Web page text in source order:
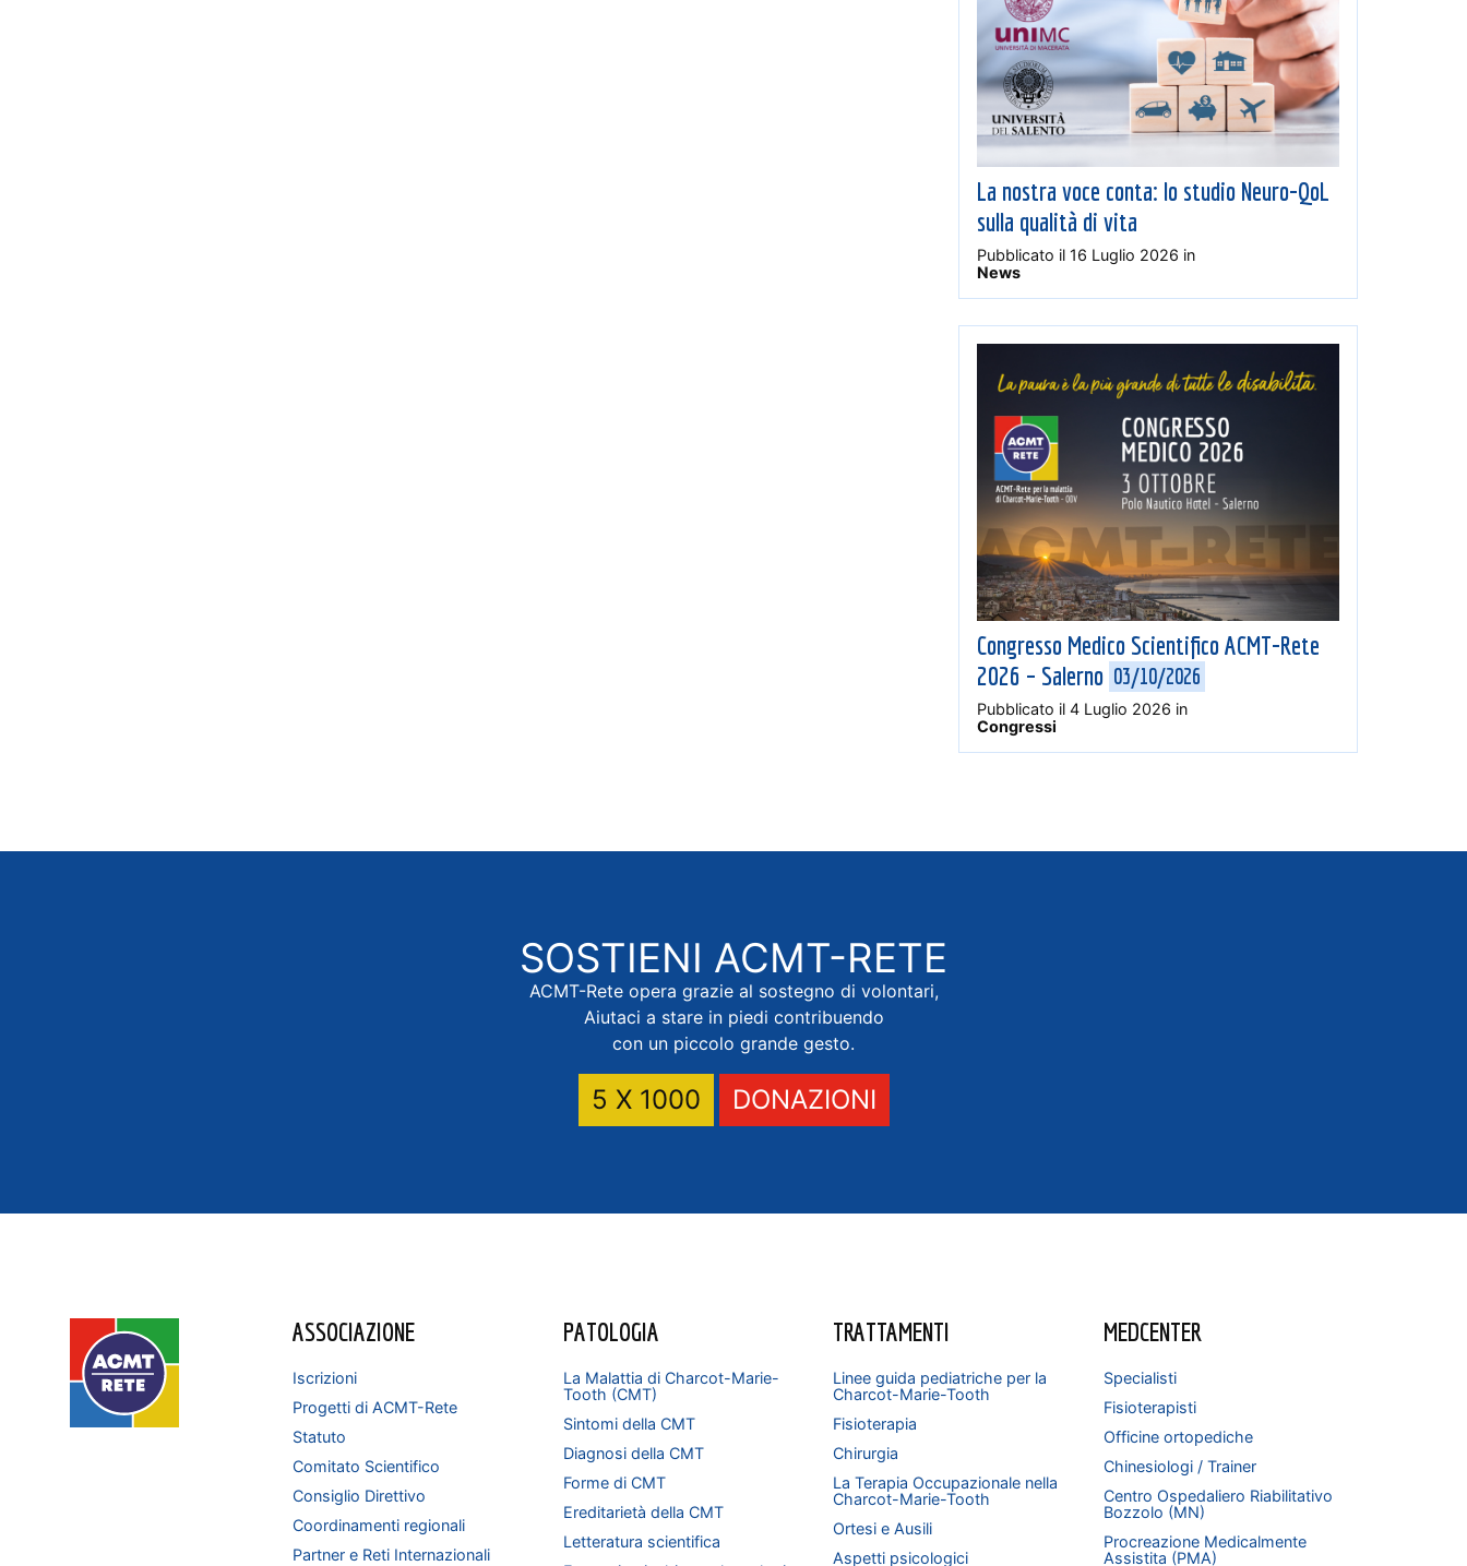
La nostra voce conta: lo studio Neuro-QoL
sulla qualità di vita
Pubblicato il 16 Luglio 2026 in
News
Congresso Medico Scientifico ACMT-Rete
2026 – Salerno 03/10/2026
Pubblicato il 4 Luglio 2026 in
Congressi
SOSTIENI ACMT-RETE
ACMT-Rete opera grazie al sostegno di volontari,
Aiutaci a stare in piedi contribuendo
con un piccolo grande gesto.
5 X 1000 DONAZIONI
ASSOCIAZIONE
Iscrizioni
Progetti di ACMT-Rete
Statuto
Comitato Scientifico
Consiglio Direttivo
Coordinamenti regionali
Partner e Reti Internazionali
PATOLOGIA
La Malattia di Charcot-Marie-
Tooth (CMT)
Sintomi della CMT
Diagnosi della CMT
Forme di CMT
Ereditarietà della CMT
Letteratura scientifica
TRATTAMENTI
Linee guida pediatriche per la
Charcot-Marie-Tooth
Fisioterapia
Chirurgia
La Terapia Occupazionale nella
Charcot-Marie-Tooth
Ortesi e Ausili
Aspetti psicologici
MEDCENTER
Specialisti
Fisioterapisti
Officine ortopediche
Chinesiologi / Trainer
Centro Ospedaliero Riabilitativo
Bozzolo (MN)
Procreazione Medicalmente
Assistita (PMA)